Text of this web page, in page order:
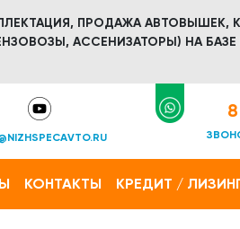
ПРОДАЖА АВТОВЫШЕК,
АССЕНИЗАТОРЫ) НА
КОНТАКТЫ КРЕДИТ /